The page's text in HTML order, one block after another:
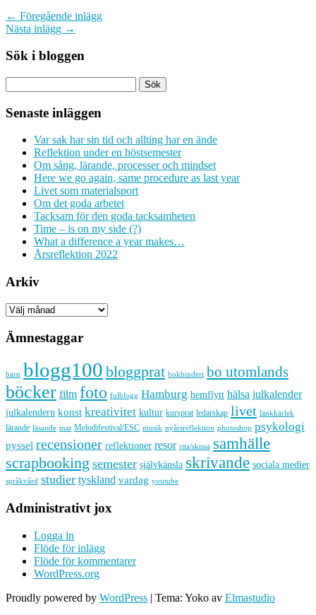
← Föregående inlägg
Nästa inlägg →
Sök i bloggen
Senaste inläggen
Var sak har sin tid och allting har en ände
Reflektion under en höstsemester
Om sång, lärande, processer och mindset
Here we go again, same procedure as last year
Livet som materialsport
Om det goda arbetet
Tacksam för den goda tacksamheten
Time – is on my side (?)
What a difference a year makes…
Årsreflektion 2022
Arkiv
Arkiv
Ämnestaggar
barn blogg100 bloggprat bokbinderi bo utomlands
böcker film foto fulblogg Hamburg hemflytt hälsa julkalender
julkalendern konst kreativitet kultur kursprat ledarskap livet länkkärlek
lärande läsande mat Melodifestival/ESC musik nyårsreflektion photoshop psykologi
pyssel recensioner reflektioner resor rita/skissa samhälle
scrapbooking semester självkänsla skrivande sociala medier
språkvård studier tyskland vardag youtube
Administrativt jox
Logga in
Flöde för inlägg
Flöde för kommentarer
WordPress.org
Proudly powered by WordPress | Tema: Yoko av Elmastudio